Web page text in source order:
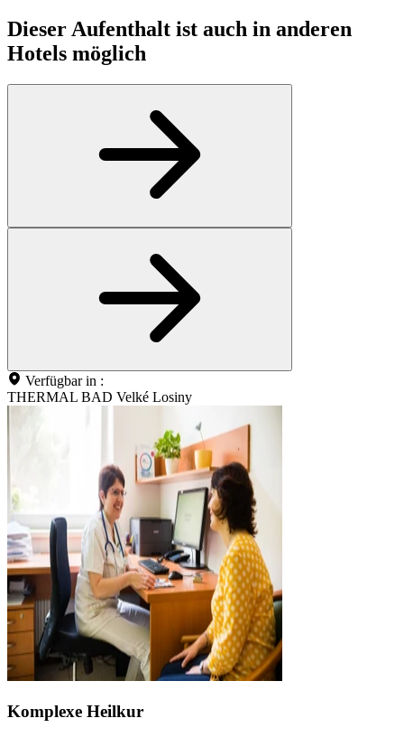
Dieser Aufenthalt ist auch in anderen
Hotels möglich
Verfügbar in :
THERMAL BAD Velké Losiny
Komplexe Heilkur